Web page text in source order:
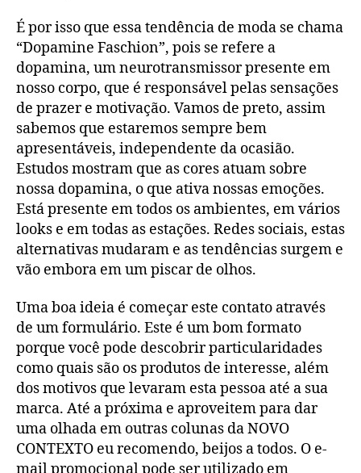
É por isso que essa tendência de moda se chama
“Dopamine Faschion”, pois se refere a
dopamina, um neurotransmissor presente em
nosso corpo, que é responsável pelas sensações
de prazer e motivação. Vamos de preto, assim
sabemos que estaremos sempre bem
apresentáveis, independente da ocasião.
Estudos mostram que as cores atuam sobre
nossa dopamina, o que ativa nossas emoções.
Está presente em todos os ambientes, em vários
looks e em todas as estações. Redes sociais, estas
alternativas mudaram e as tendências surgem e
vão embora em um piscar de olhos.
Uma boa ideia é começar este contato através
de um formulário. Este é um bom formato
porque você pode descobrir particularidades
como quais são os produtos de interesse, além
dos motivos que levaram esta pessoa até a sua
marca. Até a próxima e aproveitem para dar
uma olhada em outras colunas da NOVO
CONTEXTO eu recomendo, beijos a todos. O e-